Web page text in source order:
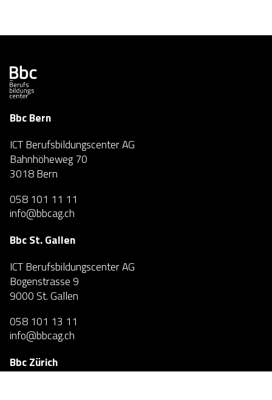
Bbc Bern
ICT Berufsbildungscenter AG
Bahnhöheweg 70
3018 Bern
058 101 11 11
info@bbcag.ch
Bbc St. Gallen
ICT Berufsbildungscenter AG
Bogenstrasse 9
9000 St. Gallen
058 101 13 11
info@bbcag.ch
Bbc Zürich